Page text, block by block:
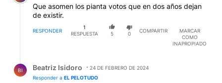
Que asomen los pianta votos que en dos años dejan
de existir.
RESPONDER
1
RESPUESTA
5 0
COMPARTIR
MARCAR
COMO
INAPROPIADO
BI Beatriz Isidoro
24 DE FEBRERO DE 2024
Responder a EL PELOTUDO